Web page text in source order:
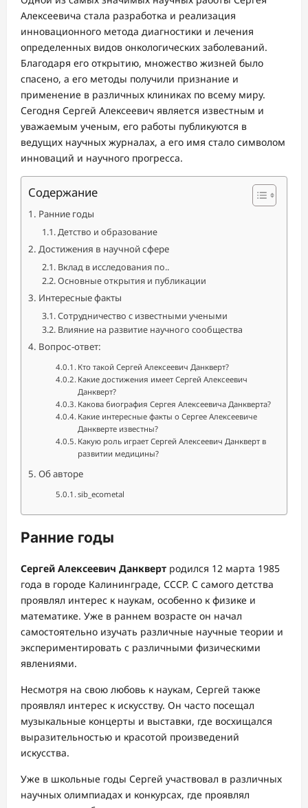
Алексеевича стала разработка и реализация
инновационного метода диагностики и лечения
определенных видов онкологических заболеваний.
Благодаря его открытию, множество жизней было
спасено, а его методы получили признание и
применение в различных клиниках по всему миру.
Сегодня Сергей Алексеевич является известным и
уважаемым ученым, его работы публикуются в
ведущих научных журналах, а его имя стало символом
инноваций и научного прогресса.
Содержание
Ранние годы
Детство и образование
Достижения в научной сфере
Вклад в исследования по..
Основные открытия и публикации
Интересные факты
Сотрудничество с известными учеными
Влияние на развитие научного сообщества
Вопрос-ответ:
Кто такой Сергей Алексеевич Данкверт?
Какие достижения имеет Сергей Алексеевич
Данкверт?
Какова биография Сергея Алексеевича Данкверта?
Какие интересные факты о Сергее Алексеевиче
Данкверте известны?
Какую роль играет Сергей Алексеевич Данкверт в
развитии медицины?
Об авторе
sib_ecometal
Ранние годы
Сергей Алексеевич Данкверт родился 12 марта 1985
года в городе Калининграде, СССР. С самого детства
проявлял интерес к наукам, особенно к физике и
математике. Уже в раннем возрасте он начал
самостоятельно изучать различные научные теории и
экспериментировать с различными физическими
явлениями.
Несмотря на свою любовь к наукам, Сергей также
проявлял интерес к искусству. Он часто посещал
музыкальные концерты и выставки, где восхищался
выразительностью и красотой произведений
искусства.
Уже в школьные годы Сергей участвовал в различных
научных олимпиадах и конкурсах, где проявлял